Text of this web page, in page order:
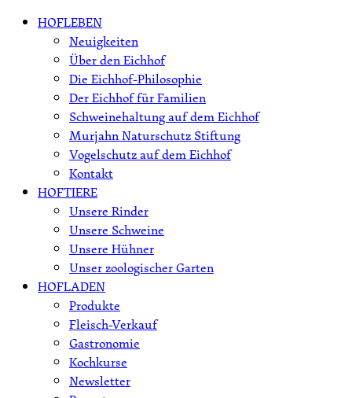
Skip HOFLEBEN
Neuigkeiten
Über den Eichhof
Die Eichhof-Philosophie
Der Eichhof für Familien
Schweinehaltung auf dem Eichhof
Murjahn Naturschutz Stiftung
Vogelschutz auf dem Eichhof
Kontakt
HOFTIERE
Unsere Rinder
Unsere Schweine
Unsere Hühner
Unser zoologischer Garten
HOFLADEN
Produkte
Fleisch-Verkauf
Gastronomie
Kochkurse
Newsletter